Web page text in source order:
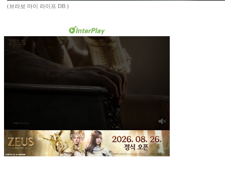
(브라보 마이 라이프 DB )